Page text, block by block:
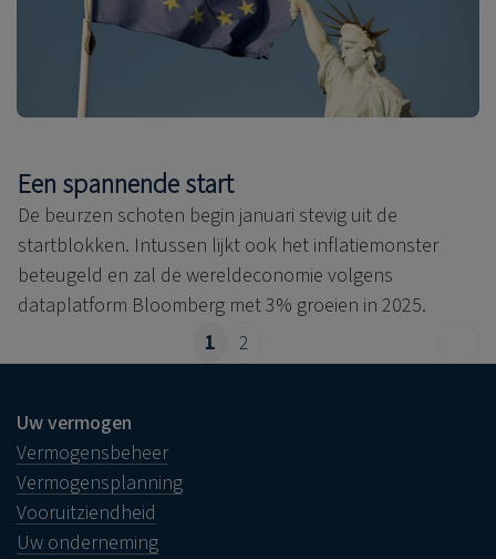
Een spannende start
De beurzen schoten begin januari stevig uit de
startblokken. Intussen lijkt ook het inflatiemonster
beteugeld en zal de wereldeconomie volgens
dataplatform Bloomberg met 3% groeien in 2025.
1
2
Uw vermogen
Vermogensbeheer
Vermogensplanning
Vooruitziendheid
Uw onderneming